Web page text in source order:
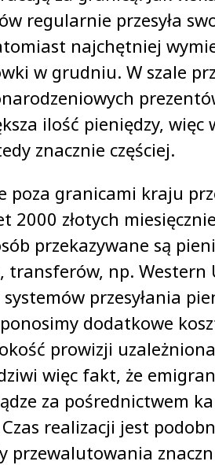
regularnie przesyła
najchętniej
w grudniu. W szale
ilość pieniędzy, więc
znacznie częściej.
poza granicami kraju
2000 złotych
przekazywane są
transferów, np. Western
przesyłania
ponosimy dodatkowe
prowizji
więc fakt, że
za pośrednictwem
realizacji jest
przewalutowania